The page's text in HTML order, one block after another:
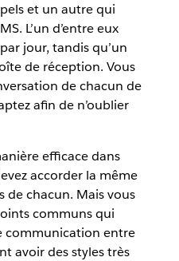
et un autre qui
L’un d’entre eux
jour, tandis qu’un
de réception. Vous
de chacun de
afin de n’oublier
efficace dans
accorder la même
de chacun. Mais vous
communs qui
communication entre
avoir des styles très